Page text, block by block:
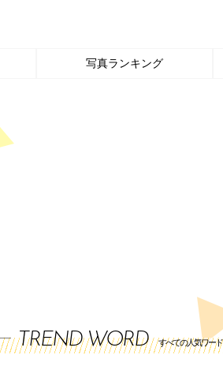
写真ランキング
TREND WORD すべての人気ワード